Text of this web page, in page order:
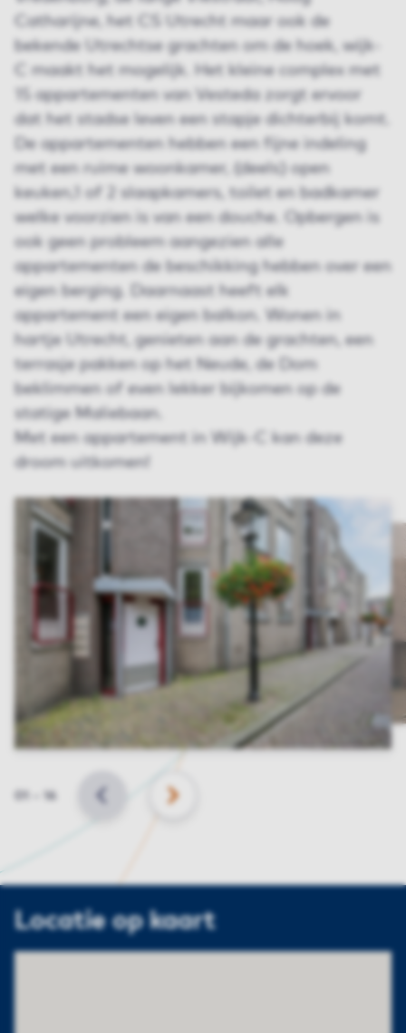
Catharijne, het CS Utrecht maar ook de
bekende Utrechtse grachten om de hoek, wijk-
C maakt het mogelijk. Het kleine complex met
15 appartementen van Vesteda zorgt ervoor
dat het stadse leven een stapje dichterbij komt.
De appartementen hebben een fijne indeling
met een ruime woonkamer, (deels) open
keuken,1 of 2 slaapkamers, toilet en badkamer
welke voorzien is van een douche. Opbergen is
ook geen probleem aangezien alle
appartementen de beschikking hebben over een
eigen berging. Daarnaast heeft elk
appartement een eigen balkon. Wonen in
hartje Utrecht, genieten aan de grachten, een
terrasje pakken op het Neude, de Dom
beklimmen of even lekker bijkomen op de
statige Maliebaan.
Met een appartement in Wijk-C kan deze
droom uitkomen!
Slide
VORIGE VOLGENDE
Locatie op kaart